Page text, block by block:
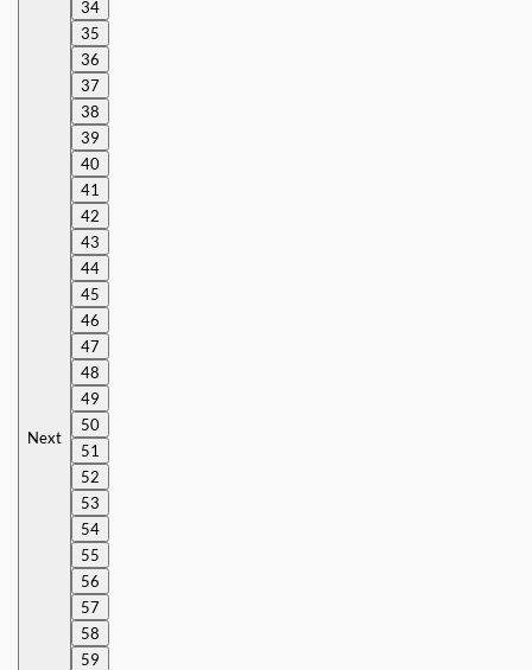
Next
34
35
36
37
38
39
40
41
42
43
44
45
46
47
48
49
50
51
52
53
54
55
56
57
58
59